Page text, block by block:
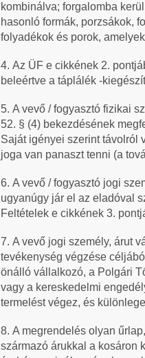
kombinálva; forgalomba
hasonló formák, porzsákok,
folyadékok és porok,
4. Az ÜF e cikkének 2.
beleértve a táplálék -
5. A vevő / fogyasztó fizikai
52. § (4) bekezdésének
Saját igényei szerint távolról
joga van panaszt tenni (a
6. A vevő / fogyasztó jogi
ugyanúgy jár el az eladóval
Feltételek e cikkének 3.
7. A vevő jogi személy, árut
tevékenység végzése
önálló vállalkozó, a Polgári
vagy a kereskedelmi
termelést végez, és
8. A megrendelés olyan
származó árukkal a kosáron